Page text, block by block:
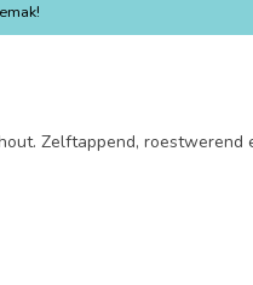
Zelftappend,